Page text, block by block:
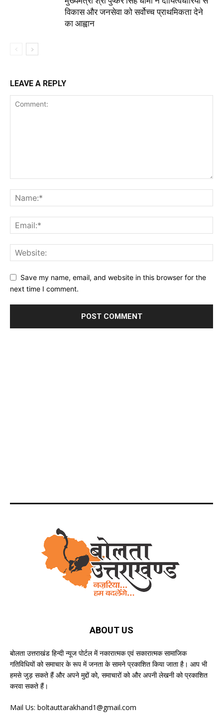
विकास और जनसेवा को सर्वोच्च प्राथमिकता देने
का आह्वान
LEAVE A REPLY
Save my name, email, and website in this browser for the
next time I comment.
ABOUT US
बोलता उत्तराखंड हिन्दी न्यूज पोर्टल में नकारात्मक एवं सकारात्मक सामाजिक
गतिविधियों को समाचार के रूप में जनता के सामने प्रकाशित किया जाता है। आप भी
हमसे जुड़ सकते हैं और अपने मुद्दों को, समाचारों को और अपनी लेखनी को प्रकाशित
करवा सकते हैं।
Mail Us: boltauttarakhand1@gmail.com